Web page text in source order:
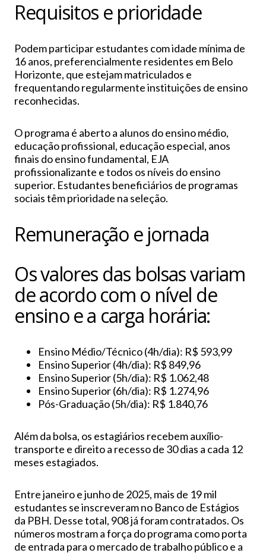
Requisitos e prioridade
Podem participar estudantes com idade mínima de
16 anos, preferencialmente residentes em Belo
Horizonte, que estejam matriculados e
frequentando regularmente instituições de ensino
reconhecidas.
O programa é aberto a alunos do ensino médio,
educação profissional, educação especial, anos
finais do ensino fundamental, EJA
profissionalizante e todos os níveis do ensino
superior. Estudantes beneficiários de programas
sociais têm prioridade na seleção.
Remuneração e jornada
Os valores das bolsas variam
de acordo com o nível de
ensino e a carga horária:
Ensino Médio/Técnico (4h/dia): R$ 593,99
Ensino Superior (4h/dia): R$ 849,96
Ensino Superior (5h/dia): R$ 1.062,48
Ensino Superior (6h/dia): R$ 1.274,96
Pós-Graduação (5h/dia): R$ 1.840,76
Além da bolsa, os estagiários recebem auxílio-
transporte e direito a recesso de 30 dias a cada 12
meses estagiados.
Entre janeiro e junho de 2025, mais de 19 mil
estudantes se inscreveram no Banco de Estágios
da PBH. Desse total, 908 já foram contratados. Os
números mostram a força do programa como porta
de entrada para o mercado de trabalho público e a